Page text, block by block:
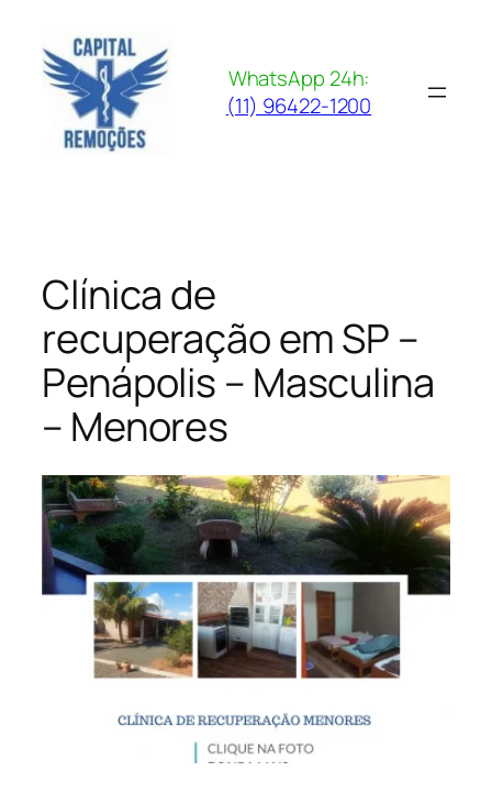
para
conteúdo
WhatsApp 24h:
(11) 96422-1200
Clínica de
recuperação em SP –
Penápolis – Masculina
– Menores